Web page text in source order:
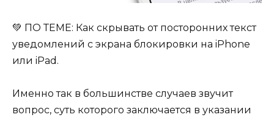
💚 ПО ТЕМЕ: Как скрывать от посторонних текст
уведомлений с экрана блокировки на iPhone
или iPad.
Именно так в большинстве случаев звучит
вопрос, суть которого заключается в указании